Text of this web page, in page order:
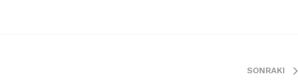
SONRAKI